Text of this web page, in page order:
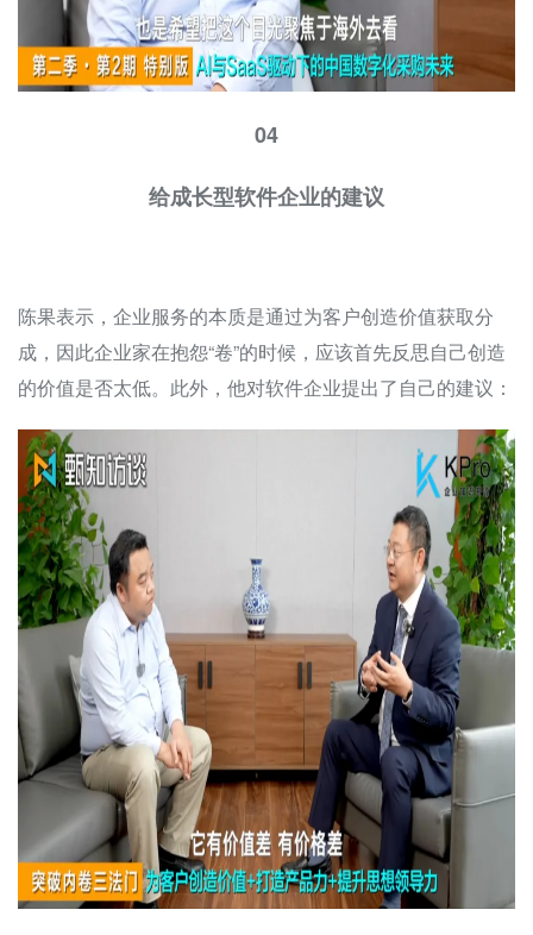
04
给成长型软件企业的建议
陈果表示，企业服务的本质是通过为客户创造价值获取分
成，因此企业家在抱怨“卷”的时候，应该首先反思自己创造
的价值是否太低。此外，他对软件企业提出了自己的建议：